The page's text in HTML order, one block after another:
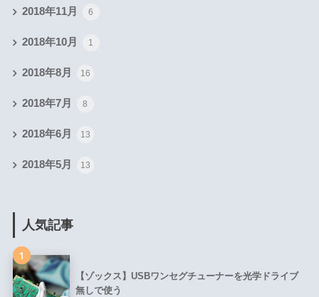
2018年11月 6
2018年10月 1
2018年8月 16
2018年7月 8
2018年6月 13
2018年5月 13
人気記事
1
【ゾックス】USBワンセグチューナーを光学ドライブ
無しで使う